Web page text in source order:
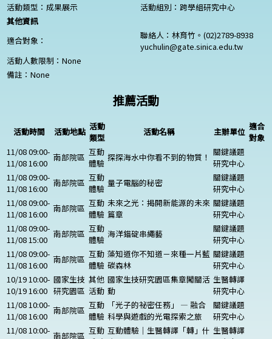
活動類型：成果展示
活動組別：跨學組研究中心
其他資訊
適合對象：
聯絡人：林育竹。(02)2789-8938
yuchulin@gate.sinica.edu.tw
活動人數限制： None
備註： None
推薦活動
活動時間 活動地點 活動
類型
活動名稱 主辦單位 適合
對象
11/08 09:00-
11/08 16:00
南部院區 互動
體驗
探探海水中你看不到的物質！ 關鍵議題
研究中心
11/08 09:00-
11/08 16:00
南部院區 互動
體驗
量子電腦的秘密
關鍵議題
研究中心
11/08 09:00-
11/08 16:00
南部院區 互動
體驗
未來之光：揭開新能源的未來
篇章
關鍵議題
研究中心
11/08 09:00-
11/08 15:00
南部院區 互動
體驗
海洋錨碇串繩藝
關鍵議題
研究中心
11/08 09:00-
11/08 16:00
南部院區 互動
體驗
藻知道你不知道－來種一片藍
碳森林
關鍵議題
研究中心
10/19 10:00-
10/19 16:00
國家生技
研究園區
其他
活動
國家生技研究園區集章闖關活
動
生醫轉譯
研究中心
11/08 10:00-
11/08 16:00
南部院區 互動
體驗
「光子的祕密任務」 — 融合
科學與遊戲的光電探索之旅
關鍵議題
研究中心
11/08 10:00- 南部院區 互動 互動體驗｜生醫轉譯「轉」什 生醫轉譯